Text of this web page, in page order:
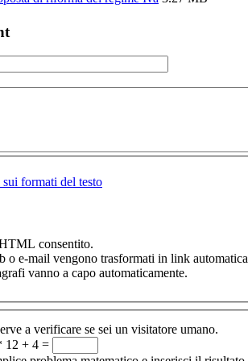
formati del testo
consentito.
o e-mail vengono trasformati in link
vanno a capo automaticamente.
a verificare se sei un visitatore umano.
12 + 4 =